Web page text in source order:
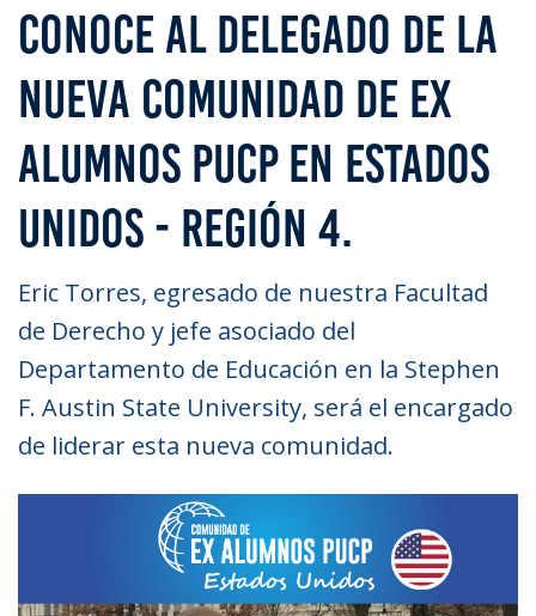
CONOCE AL DELEGADO DE LA
NUEVA COMUNIDAD DE EX
ALUMNOS PUCP EN ESTADOS
UNIDOS - REGIÓN 4.
Eric Torres, egresado de nuestra Facultad
de Derecho y jefe asociado del
Departamento de Educación en la Stephen
F. Austin State University, será el encargado
de liderar esta nueva comunidad.